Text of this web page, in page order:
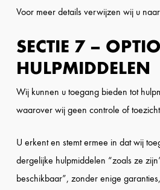
Voor meer details verwijzen wij u
SECTIE 7 –
HULPMIDDELEN
Wij kunnen u toegang bieden tot
waarover wij geen controle of
U erkent en stemt ermee in dat wij
dergelijke hulpmiddelen “zoals ze
beschikbaar”, zonder enige